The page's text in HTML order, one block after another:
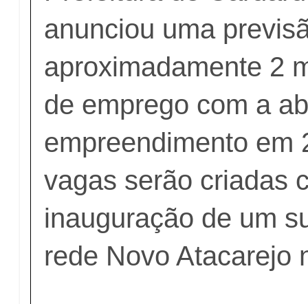
anunciou uma
aproximadamente 2
de emprego com a
empreendimento em
vagas serão criadas
inauguração de um
rede Novo Atacarejo